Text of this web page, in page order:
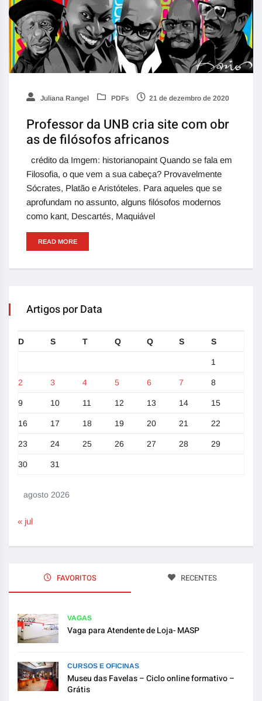
Juliana Rangel PDFs 21 de dezembro de 2020
Professor da UNB cria site com obr
as de filósofos africanos
crédito da Imgem: historianopaint Quando se fala em
Filosofia, o que vem a sua cabeça? Provavelmente
Sócrates, Platão e Aristóteles. Para aqueles que se
aprofundam no assunto, alguns filósofos modernos
como kant, Descartés, Maquiável
READ MORE
Artigos por Data
agosto 2026
D S T Q Q S S
1
2 3 4 5 6 7 8
9 10 11 12 13 14 15
16 17 18 19 20 21 22
23 24 25 26 27 28 29
30 31
« jul
FAVORITOS RECENTES
VAGAS
Vaga para Atendente de Loja- MASP
CURSOS E OFICINAS
Museu das Favelas – Ciclo online formativo –
Grátis